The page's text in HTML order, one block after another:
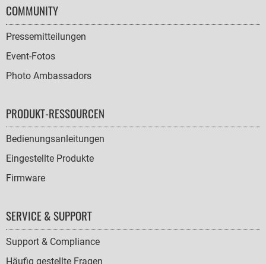
COMMUNITY
Pressemitteilungen
Event-Fotos
Photo Ambassadors
PRODUKT-RESSOURCEN
Bedienungsanleitungen
Eingestellte Produkte
Firmware
SERVICE & SUPPORT
Support & Compliance
Häufig gestellte Fragen